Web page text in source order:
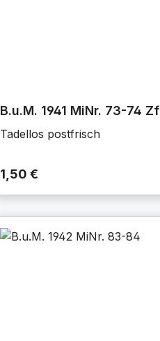
B.u.M. 1941 MiNr. 73-74 Zf
Tadellos postfrisch
1,50 €